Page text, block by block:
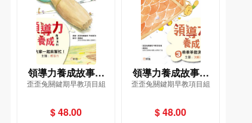
領導力養成故事系
列：#4大家一起來幫
力）
歪歪兔關鍵期早教項目組
$ 48.00
領導力養成故事系
列：#3乖乖羊做決
力）
歪歪兔關鍵期早教項目組
$ 48.00